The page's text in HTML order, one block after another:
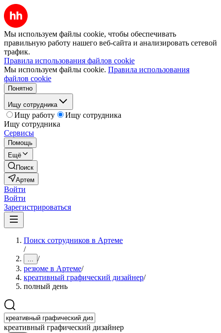
Мы используем файлы cookie, чтобы обеспечивать
правильную работу нашего веб-сайта и анализировать сетевой
трафик.
Правила использования файлов cookie
Мы используем файлы cookie. Правила использования
файлов cookie
Понятно
Ищу сотрудника
Ищу работу
Ищу сотрудника
Ищу сотрудника
Сервисы
Помощь
Ещё
Поиск
Артем
Войти
Войти
Зарегистрироваться
Поиск сотрудников в Артеме
/
... /
резюме в Артеме/
креативный графический дизайнер/
полный день
креативный графический дизайнер